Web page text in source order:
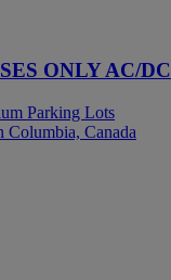
ONLY AC/DC
Parking Lots
Columbia, Canada